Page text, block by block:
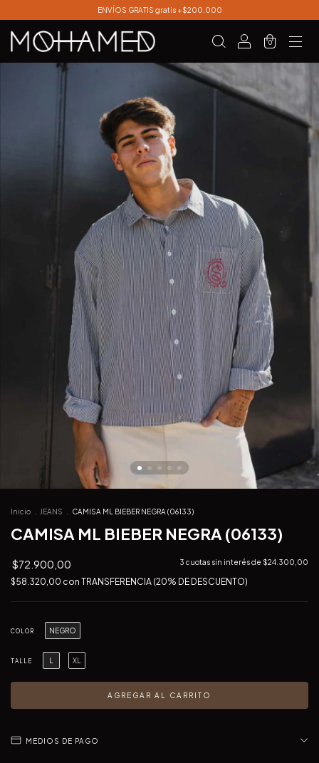
ENVÍOS GRATIS gratis +$200.000
0
Inicio JEANS CAMISA ML BIEBER NEGRA (06133)
CAMISA ML BIEBER NEGRA (06133)
$72.900,00 3 cuotas sin interés de $24.300,00
$58.320,00 con TRANSFERENCIA (20% DE DESCUENTO)
COLOR NEGRO
TALLE L XL
MEDIOS DE PAGO